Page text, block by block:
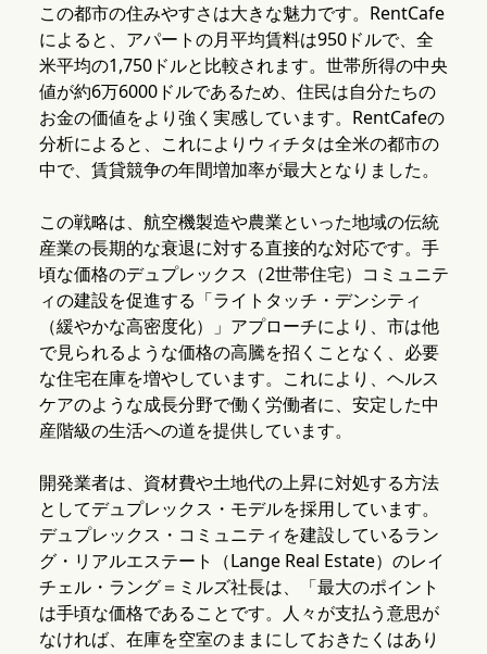
この都市の住みやすさは大きな魅力です。RentCafe
によると、アパートの月平均賃料は950ドルで、全
米平均の1,750ドルと比較されます。世帯所得の中央
値が約6万6000ドルであるため、住民は自分たちの
お金の価値をより強く実感しています。RentCafeの
分析によると、これによりウィチタは全米の都市の
中で、賃貸競争の年間増加率が最大となりました。
この戦略は、航空機製造や農業といった地域の伝統
産業の長期的な衰退に対する直接的な対応です。手
頃な価格のデュプレックス（2世帯住宅）コミュニテ
ィの建設を促進する「ライトタッチ・デンシティ
（緩やかな高密度化）」アプローチにより、市は他
で見られるような価格の高騰を招くことなく、必要
な住宅在庫を増やしています。これにより、ヘルス
ケアのような成長分野で働く労働者に、安定した中
産階級の生活への道を提供しています。
開発業者は、資材費や土地代の上昇に対処する方法
としてデュプレックス・モデルを採用しています。
デュプレックス・コミュニティを建設しているラン
グ・リアルエステート（Lange Real Estate）のレイ
チェル・ラング＝ミルズ社長は、「最大のポイント
は手頃な価格であることです。人々が支払う意思が
なければ、在庫を空室のままにしておきたくはあり